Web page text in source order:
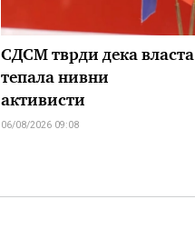
СДСМ тврди дека власта
тепала нивни
активисти
06/08/2026 09:08